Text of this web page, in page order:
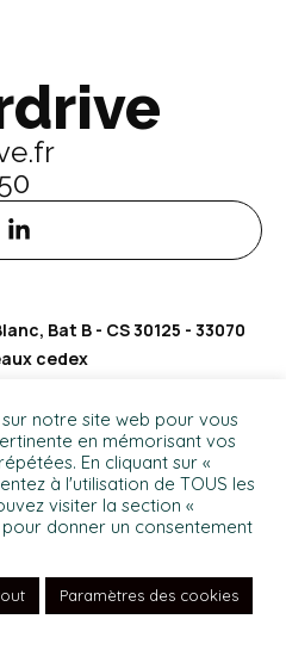
Bat B - CS 30125 - 33070
cedex
notre site web pour vous
en mémorisant vos
En cliquant sur «
à l'utilisation de TOUS les
visiter la section «
donner un consentement
Paramètres des cookies